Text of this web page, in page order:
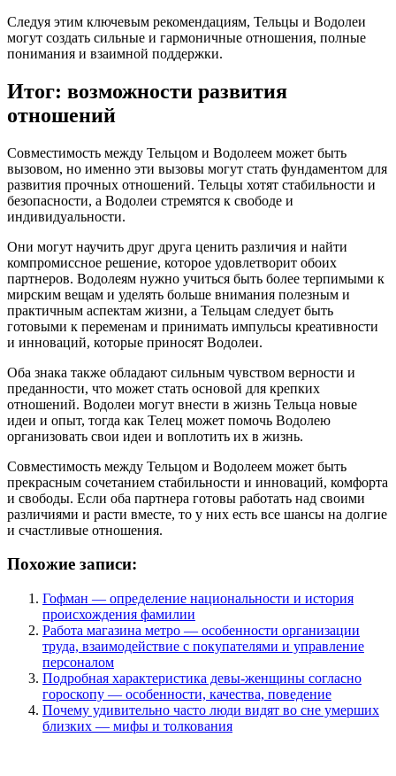
Следуя этим ключевым рекомендациям, Тельцы и Водолеи
могут создать сильные и гармоничные отношения, полные
понимания и взаимной поддержки.
Итог: возможности развития
отношений
Совместимость между Тельцом и Водолеем может быть
вызовом, но именно эти вызовы могут стать фундаментом для
развития прочных отношений. Тельцы хотят стабильности и
безопасности, а Водолеи стремятся к свободе и
индивидуальности.
Они могут научить друг друга ценить различия и найти
компромиссное решение, которое удовлетворит обоих
партнеров. Водолеям нужно учиться быть более терпимыми к
мирским вещам и уделять больше внимания полезным и
практичным аспектам жизни, а Тельцам следует быть
готовыми к переменам и принимать импульсы креативности
и инноваций, которые приносят Водолеи.
Оба знака также обладают сильным чувством верности и
преданности, что может стать основой для крепких
отношений. Водолеи могут внести в жизнь Тельца новые
идеи и опыт, тогда как Телец может помочь Водолею
организовать свои идеи и воплотить их в жизнь.
Совместимость между Тельцом и Водолеем может быть
прекрасным сочетанием стабильности и инноваций, комфорта
и свободы. Если оба партнера готовы работать над своими
различиями и расти вместе, то у них есть все шансы на долгие
и счастливые отношения.
Похожие записи:
Гофман — определение национальности и история
происхождения фамилии
Работа магазина метро — особенности организации
труда, взаимодействие с покупателями и управление
персоналом
Подробная характеристика девы-женщины согласно
гороскопу — особенности, качества, поведение
Почему удивительно часто люди видят во сне умерших
близких — мифы и толкования